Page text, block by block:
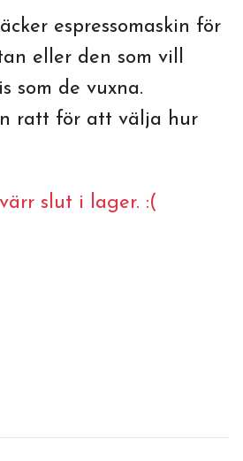
espressomaskin för
eller den som vill
som de vuxna.
ratt för att välja hur
slut i lager. :(